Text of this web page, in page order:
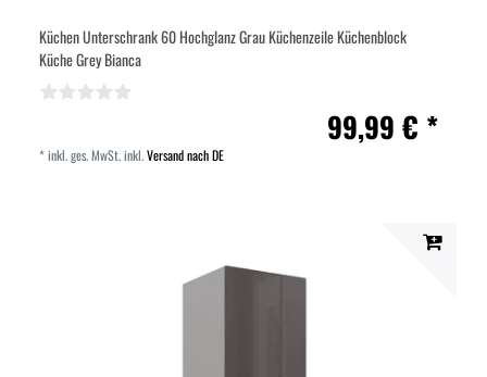
Küchen Unterschrank 60 Hochglanz Grau Küchenzeile Küchenblock
Küche Grey Bianca
99,99 € *
*inkl. ges. MwSt.inkl.Versand nach DE